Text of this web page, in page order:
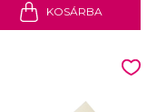
KOSÁRBA